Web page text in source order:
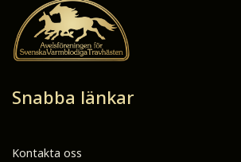
Snabba länkar
Kontakta oss